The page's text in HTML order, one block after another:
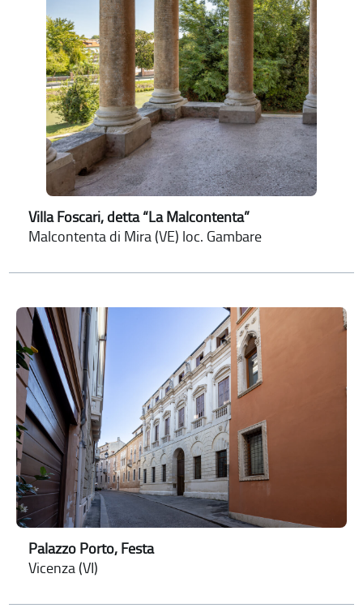
Villa Foscari, detta “La Malcontenta”
Malcontenta di Mira (VE) loc. Gambare
Palazzo Porto, Festa
Vicenza (VI)